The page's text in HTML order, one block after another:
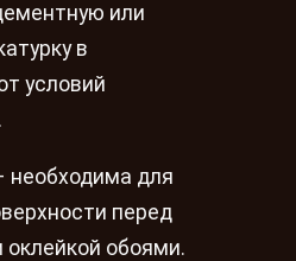
или
в
условий
необходима для
перед
оклейкой обоями.